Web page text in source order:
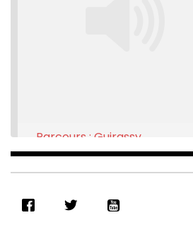
RSS FEED
Parcours : Guirassy
Feb 16, 2021 • 28:08